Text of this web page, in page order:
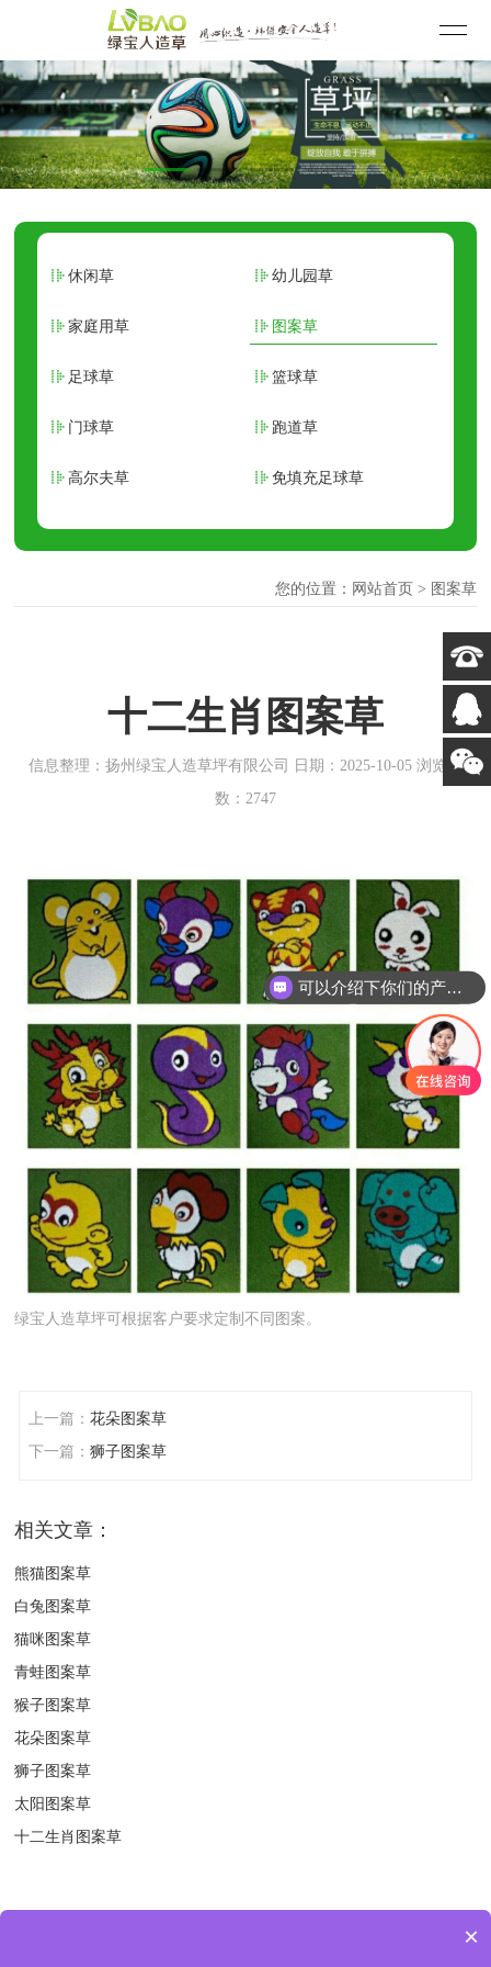
休闲草 幼儿园草
家庭用草 图案草
足球草 篮球草
门球草 跑道草
高尔夫草 免填充足球草
您的位置： 网站首页> 图案草
十二生肖图案草
信息整理：扬州绿宝人造草坪有限公司 日期：2025-10-05 浏览次
数：2747
绿宝人造草坪可根据客户要求定制不同图案。
上一篇：花朵图案草
下一篇：狮子图案草
相关文章：
熊猫图案草
白兔图案草
猫咪图案草
青蛙图案草
猴子图案草
花朵图案草
狮子图案草
太阳图案草
十二生肖图案草
可以介绍下你们的产品么
×